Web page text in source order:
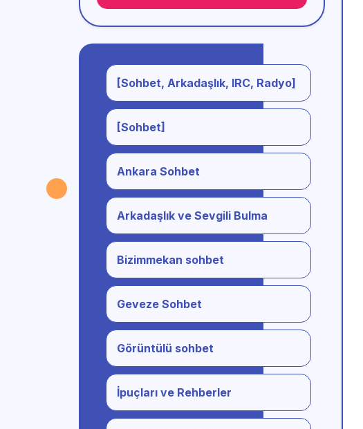
[Sohbet, Arkadaşlık, IRC, Radyo]
[Sohbet]
Ankara Sohbet
Arkadaşlık ve Sevgili Bulma
Bizimmekan sohbet
Geveze Sohbet
Görüntülü sohbet
İpuçları ve Rehberler